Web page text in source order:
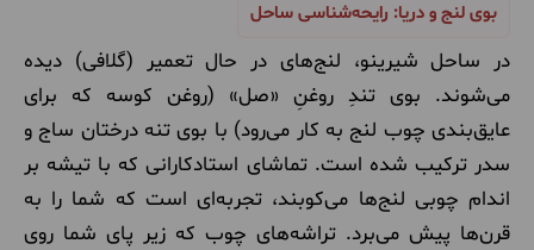
بوی لنج و دریا: رایحه‌شناسی ساحل
در ساحل شیرینو، لنج‌های در حال تعمیر (گلافی) دیده
می‌شوند. بوی تندِ روغنِ «صل» (روغن کوسه که برای
عایق‌بندی چوب لنج به کار می‌رود) با بوی تنه درختان ساج و
سدر ترکیب شده است. تماشای استادکارانی که با تیشه بر
اندام چوبی لنج‌ها می‌کوبند، تجربه‌ای است که شما را به
قرن‌ها پیش می‌برد. تراشه‌های چوب که زیر پای شما روی